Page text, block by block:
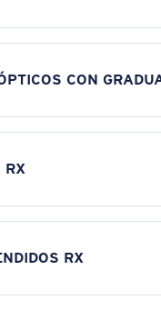
CON
RX
RX